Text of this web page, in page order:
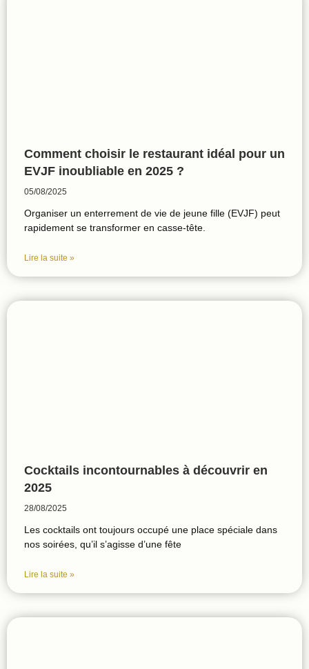
Comment choisir le restaurant idéal pour un
EVJF inoubliable en 2025 ?
05/08/2025
Organiser un enterrement de vie de jeune fille (EVJF) peut
rapidement se transformer en casse-tête.
Lire la suite »
Cocktails incontournables à découvrir en
2025
28/08/2025
Les cocktails ont toujours occupé une place spéciale dans
nos soirées, qu’il s’agisse d’une fête
Lire la suite »